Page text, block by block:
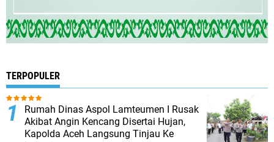
TERPOPULER
Rumah Dinas Aspol Lamteumen I Rusak
Akibat Angin Kencang Disertai Hujan,
Kapolda Aceh Langsung Tinjau Ke